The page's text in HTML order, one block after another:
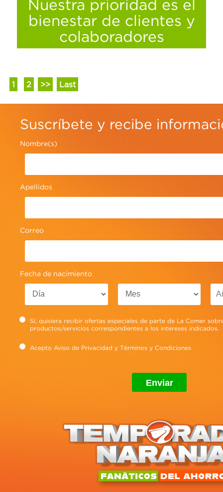
Nuestra prioridad es el
bienestar de clientes y
colaboradores
Por eso reforzamos en las áreas de
limpieza y sanitización lo siguiente:
1 2 >> Last
Suscríbete y recibe
Nombre(s)
Apellidos
Correo
Fecha de nacimiento
Sí, quisiera recibir ofertas especiales de parte de La Comer
productos/servicios correspondientes a los intereses indicados.
Acepto Aviso de Privacidad y Términos y Condiciones